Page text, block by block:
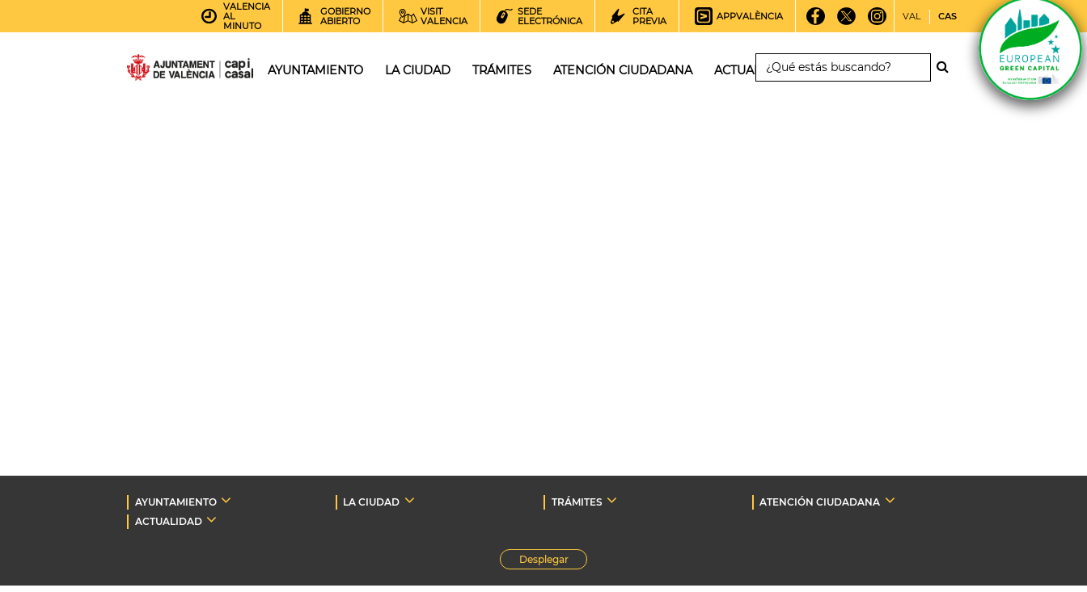
VALENCIA
AL
MINUTO
GOBIERNO
ABIERTO
VISIT
VALENCIA
SEDE
ELECTRÓNICA
CITA
PREVIA
APPVALÈNCIA VAL CAS
AYUNTAMIENTO LA CIUDAD TRÁMITES ATENCIÓN CIUDADANA ACTUALIDAD
AYUNTAMIENTO LA CIUDAD TRÁMITES
ATENCIÓN CIUDADANA
ACTUALIDAD
Desplegar